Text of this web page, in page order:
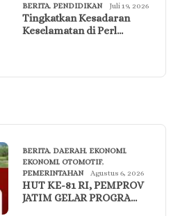
BERITA, PENDIDIKAN Juli 19, 2026
Tingkatkan Kesadaran
Keselamatan di Perl…
BERITA, DAERAH, EKONOMI,
EKONOMI, OTOMOTIF,
PEMERINTAHAN
Agustus 6, 2026
HUT KE-81 RI, PEMPROV
JATIM GELAR PROGRA…